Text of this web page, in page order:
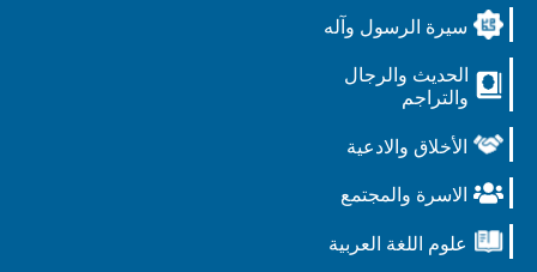
سيرة الرسول وآله
الحديث والرجال
والتراجم
الأخلاق والادعية
الاسرة والمجتمع
علوم اللغة العربية